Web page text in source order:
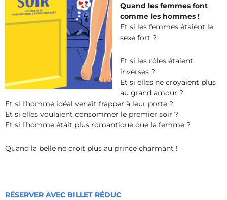
Quand les femmes font
comme les hommes !
Et si les femmes étaient le
sexe fort ?
Et si les rôles étaient
inverses ?
Et si elles ne croyaient plus
au grand amour ?
Et si l’homme idéal venait frapper à leur porte ?
Et si elles voulaient consommer le premier soir ?
Et si l’homme était plus romantique que la femme ?
Quand la belle ne croit plus au prince charmant !
RÉSERVER AVEC BILLET RÉDUC